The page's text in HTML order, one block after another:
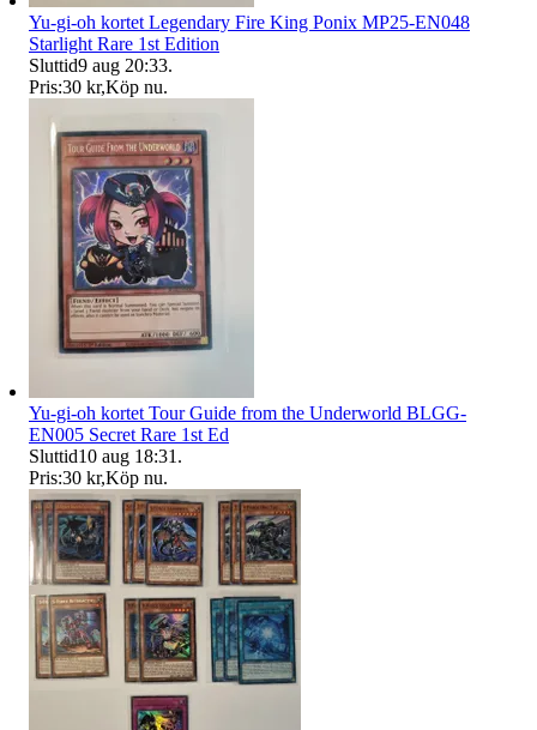
Yu-gi-oh kortet Legendary Fire King Ponix MP25-EN048
Starlight Rare 1st Edition
Sluttid9 aug 20:33.
Pris:30 kr,Köp nu.
Yu-gi-oh kortet Tour Guide from the Underworld BLGG-
EN005 Secret Rare 1st Ed
Sluttid10 aug 18:31 .
Pris:30 kr,Köp nu.